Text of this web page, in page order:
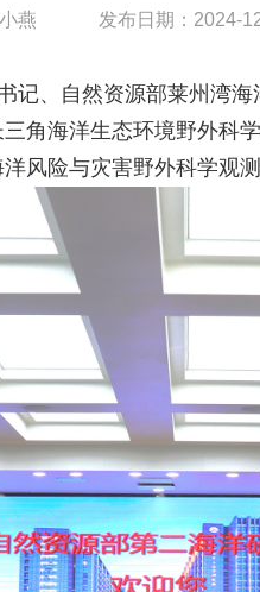
燕 发布日期：2024-
记、自然资源部莱州湾
角海洋生态环境野外科
风险与灾害野外科学观